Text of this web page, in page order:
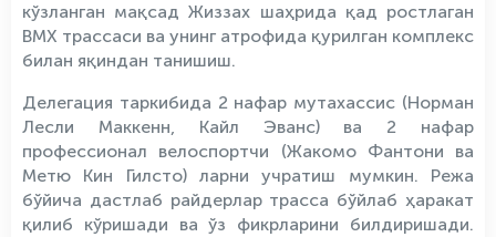
кўзланган мақсад Жиззах шаҳрида қад ростлаган
BMX трассаси ва унинг атрофида қурилган комплекс
билан яқиндан танишиш.
Делегация таркибида 2 нафар мутахассис (Норман
Лесли Маккенн, Кайл Эванс) ва 2 нафар
профессионал велоспортчи (Жакомо Фантони ва
Метю Кин Гилсто) ларни учратиш мумкин. Режа
бўйича дастлаб райдерлар трасса бўйлаб ҳаракат
қилиб кўришади ва ўз фикрларини билдиришади.